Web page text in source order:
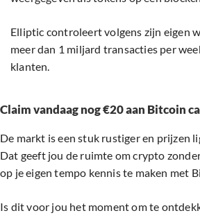
Elliptic controleert volgens zijn eigen
meer dan 1 miljard transacties per
klanten.
Claim vandaag nog €20 aan Bitcoin
De markt is een stuk rustiger en prijzen
Dat geeft jou de ruimte om crypto
op je eigen tempo kennis te maken met
Is dit voor jou het moment om te